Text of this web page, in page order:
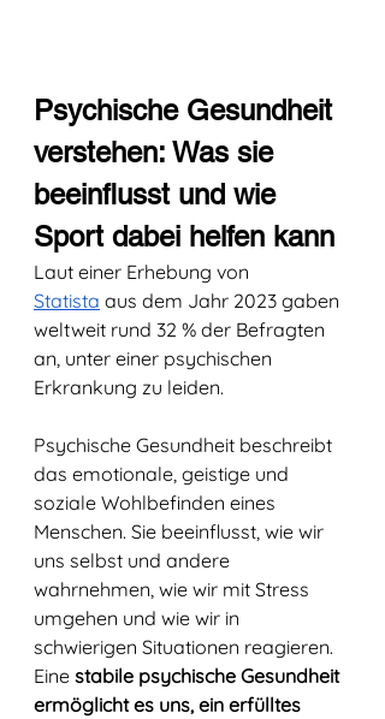
Psychische Gesundheit
verstehen: Was sie
beeinflusst und wie
Sport dabei helfen kann
Laut einer Erhebung von
Statista aus dem Jahr 2023 gaben
weltweit rund 32 % der Befragten
an, unter einer psychischen
Erkrankung zu leiden.
Psychische Gesundheit beschreibt
das emotionale, geistige und
soziale Wohlbefinden eines
Menschen. Sie beeinflusst, wie wir
uns selbst und andere
wahrnehmen, wie wir mit Stress
umgehen und wie wir in
schwierigen Situationen reagieren.
Eine stabile psychische Gesundheit
ermöglicht es uns, ein erfülltes